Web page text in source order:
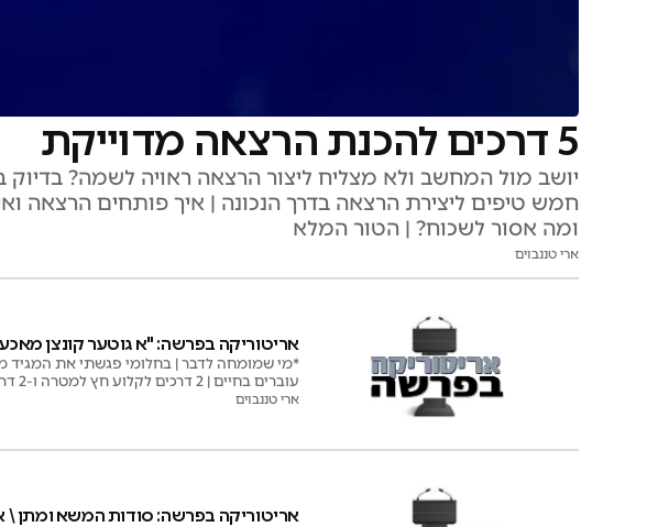
5 דרכים להכנת הרצאה מדוייקת
יושב מול המחשב ולא מצליח ליצור הרצאה ראויה לשמה? בדיוק
חמש טיפים ליצירת הרצאה בדרך הנכונה | איך פותחים הרצאה
ומה אסור לשכוח? | הטור המלא
ארי טננבוים
אריטוריקה בפרשה: "א גוטער קונצן
*מי שמומחה לדבר | בחלומי פגשתי את המגיד
עוברים בחיים | 2 דרכים לקלוע חץ למטרה ו-2 דרכים למסעות החיים | מסר באומנות הדיבור מתוך פרשת השבוע
ארי טננבוים
אריטוריקה בפרשה: סודות המשא ומתן \